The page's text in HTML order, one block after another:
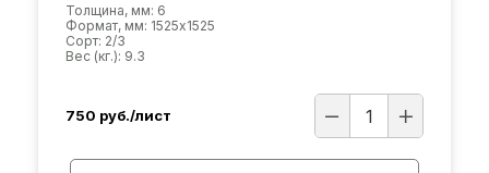
Толщина, мм: 6
Формат, мм: 1525х1525
Сорт: 2/3
Вес (кг.): 9.3
750 руб./лист